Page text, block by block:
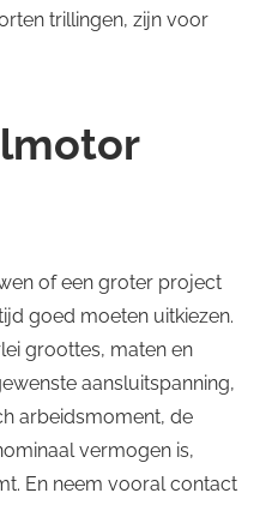
trillingen, zijn voor
of een groter project
goed moeten uitkiezen.
groottes, maten en
aansluitspanning,
arbeidsmoment, de
vermogen is,
En neem vooral contact